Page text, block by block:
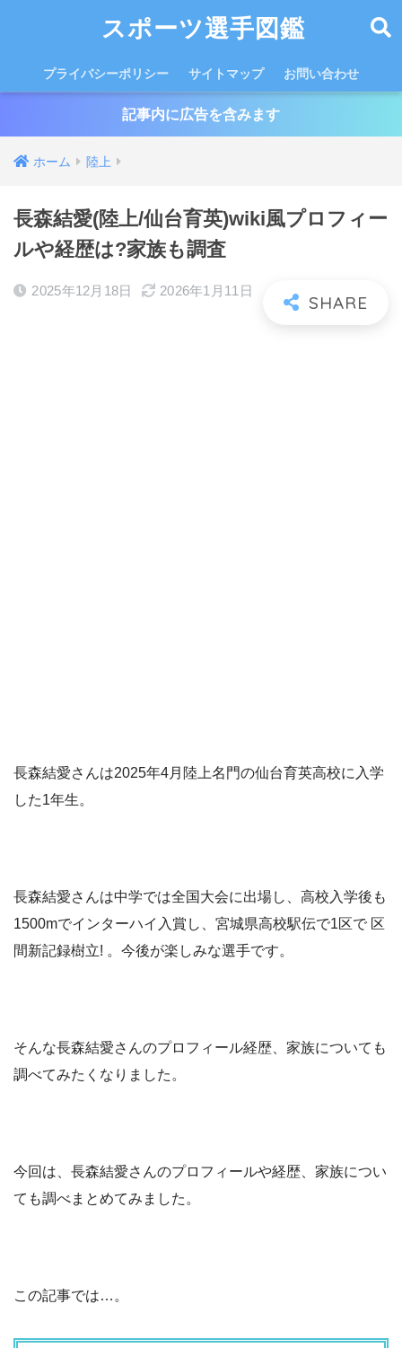
スポーツ選手図鑑
プライバシーポリシー サイトマップ お問い合わせ
記事内に広告を含みます
ホーム 陸上
長森結愛(陸上/仙台育英)wiki風プロフィー
ルや経歴は?家族も調査
2025年12月18日 2026年1月11日
長森結愛さんは2025年4月陸上名門の仙台育英高校に入学
した1年生。
長森結愛さんは中学では全国大会に出場し、高校入学後も
1500mでインターハイ入賞し、宮城県高校駅伝で1区で 区
間新記録樹立! 。今後が楽しみな選手です。
そんな長森結愛さんのプロフィール経歴、家族についても
調べてみたくなりました。
今回は、長森結愛さんのプロフィールや経歴、家族につい
ても調べまとめてみました。
この記事では…。